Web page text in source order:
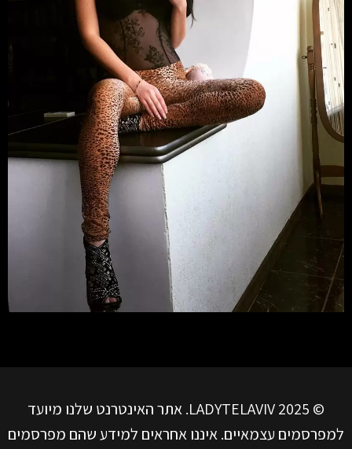
© LADYTELAVIV 2025. אתר האינטרנט שלנו מיועד
למפרסמים עצמאיים. איננו אחראים למידע שהם מפרסמים